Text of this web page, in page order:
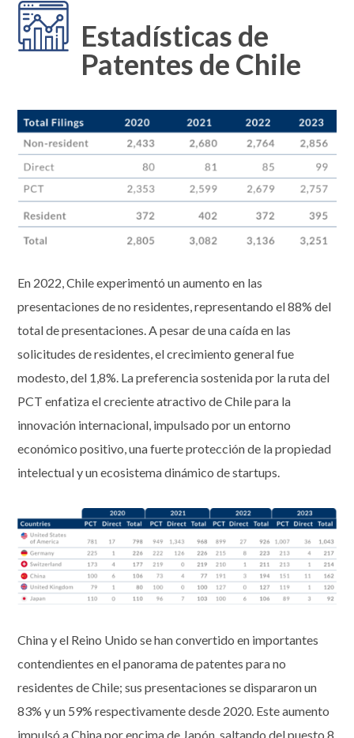
Estadísticas de
Patentes de Chile
En 2022, Chile experimentó un aumento en las
presentaciones de no residentes, representando el 88% del
total de presentaciones. A pesar de una caída en las
solicitudes de residentes, el crecimiento general fue
modesto, del 1,8%. La preferencia sostenida por la ruta del
PCT enfatiza el creciente atractivo de Chile para la
innovación internacional, impulsado por un entorno
económico positivo, una fuerte protección de la propiedad
intelectual y un ecosistema dinámico de startups.
China y el Reino Unido se han convertido en importantes
contendientes en el panorama de patentes para no
residentes de Chile; sus presentaciones se dispararon un
83% y un 59% respectivamente desde 2020. Este aumento
impulsó a China por encima de Japón, saltando del puesto 8